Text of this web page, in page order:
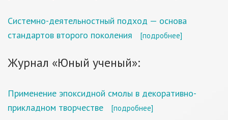
Системно-деятельностный подход — основа
стандартов второго поколения
[подробнее]
Журнал «Юный ученый»:
Применение эпоксидной смолы в декоративно-
прикладном творчестве
[подробнее]